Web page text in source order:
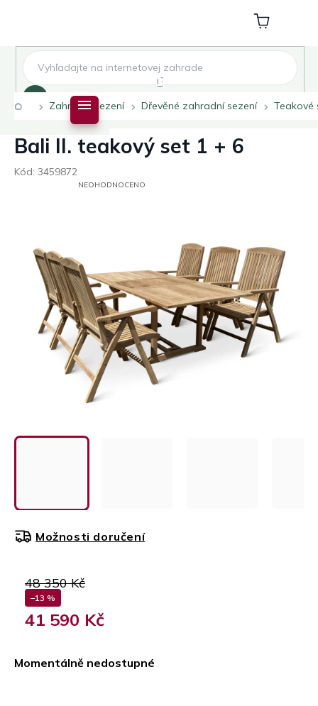
Nákupní
košík
DomůZahradní sezení Dřevěné zahradní sezení Teakové
Bali II. teakový set 1 + 6
Kód: 3459872
PRŮMĚRNÉ
HVĚZDIČEK.
NEOHODNOCENO
48 350 Kč
–13 %
41 590 Kč
Momentálně nedostupné
Možnosti doručení